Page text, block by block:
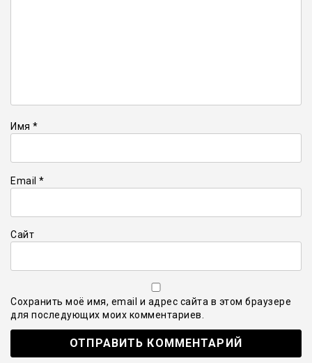
Имя *
Email *
Сайт
Сохранить моё имя, email и адрес сайта в этом браузере
для последующих моих комментариев.